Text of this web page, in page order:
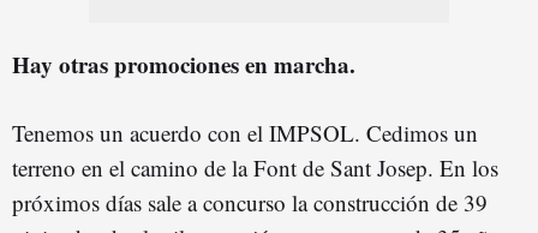
Hay otras promociones en marcha.
Tenemos un acuerdo con el IMPSOL. Cedimos un
terreno en el camino de la Font de Sant Josep. En los
próximos días sale a concurso la construcción de 39